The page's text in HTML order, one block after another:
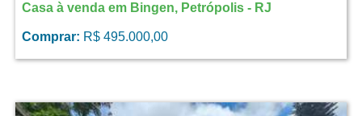
Casa à venda em Bingen, Petrópolis - RJ
Comprar: R$ 495.000,00